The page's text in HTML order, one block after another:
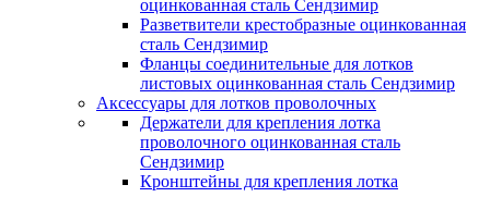
оцинкованная сталь Сендзимир
Разветвители крестобразные оцинкованная
сталь Сендзимир
Фланцы соединительные для лотков
листовых оцинкованная сталь Сендзимир
Аксессуары для лотков проволочных
Держатели для крепления лотка
проволочного оцинкованная сталь
Сендзимир
Кронштейны для крепления лотка